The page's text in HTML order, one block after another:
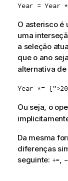
Year = Year
O asterisco é
uma
a seleção
que o ano
alternativa
Year *=
Ou seja, o
Da mesma
diferenças
seguinte: +=